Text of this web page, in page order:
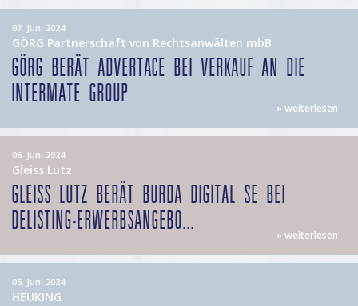
07. Juni 2024
GÖRG Partnerschaft von Rechtsanwälten mbB
GÖRG BERÄT ADVERTACE BEI VERKAUF AN DIE
INTERMATE GROUP
» weiterlesen
06. Juni 2024
Gleiss Lutz
GLEISS LUTZ BERÄT BURDA DIGITAL SE BEI
DELISTING-ERWERBSANGEBO...
» weiterlesen
05. Juni 2024
HEUKING